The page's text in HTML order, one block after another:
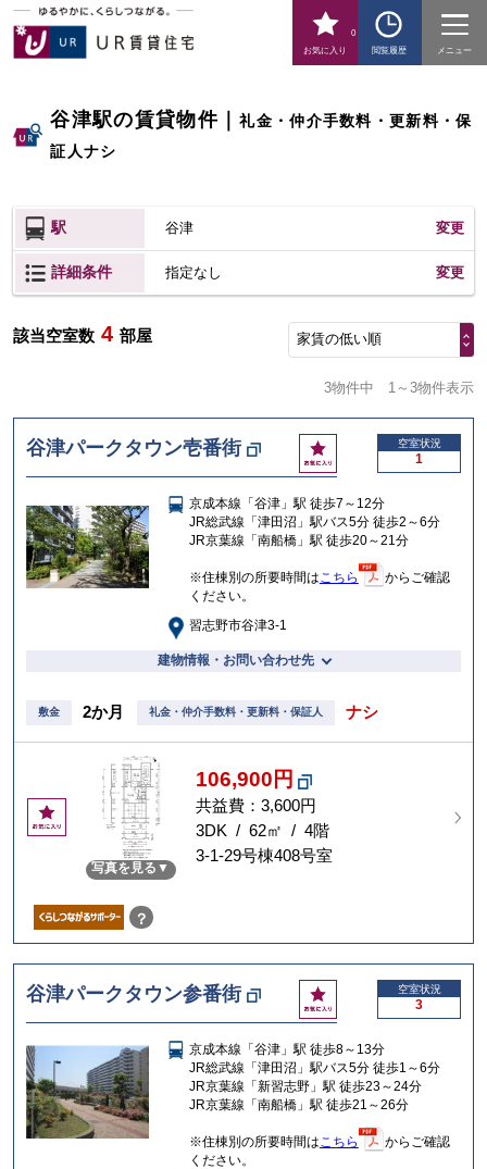
お気に入り
0
閲覧履歴
メニュー
谷津駅の賃貸物件｜礼金・仲介手数料・更新料・保
証人ナシ
駅 谷津 変更
詳細条件 指定なし 変更
該当空室数 4 部屋 家賃の低い順
3物件中 1～3物件表示
谷津パークタウン壱番街
お
気
入
り
空室状況
1
京成本線「谷津」駅 徒歩7～12分
JR総武線「津田沼」駅バス5分 徒歩2～6分
JR京葉線「南船橋」駅 徒歩20～21分
※住棟別の所要時間はこちら
からご確認
ください。
習志野市谷津3-1
建物情報・お問い合わせ先
敷金 2か月 礼金・仲介手数料・更新料・保証人 ナシ
お
気
写真を見る
106,900円
共益費：3,600円
3DK / 62㎡ / 4階
3-1-29号棟408号室
？
谷津パークタウン参番街
お
気
入
り
空室状況
3
京成本線「谷津」駅 徒歩8～13分
JR総武線「津田沼」駅バス5分 徒歩1～6分
JR京葉線「新習志野」駅 徒歩23～24分
JR京葉線「南船橋」駅 徒歩21～26分
※住棟別の所要時間はこちら
からご確認
ください。